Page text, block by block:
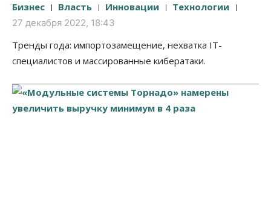
Бизнес Власть Инновации Технологии
27 декабря 2022, 18:43
Тренды года: импортозамещение, нехватка IT-
специалистов и массированные кибератаки.